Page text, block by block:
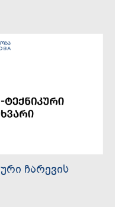
ჩარევის